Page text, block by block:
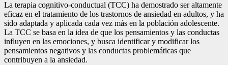
La terapia cognitivo-conductual (TCC) ha demostrado ser altamente
eficaz en el tratamiento de los trastornos de ansiedad en adultos, y ha
sido adaptada y aplicada cada vez más en la población adolescente.
La TCC se basa en la idea de que los pensamientos y las conductas
influyen en las emociones, y busca identificar y modificar los
pensamientos negativos y las conductas problemáticas que
contribuyen a la ansiedad.